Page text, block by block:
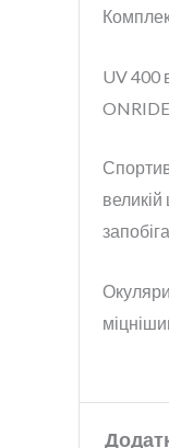
UV 400
великій